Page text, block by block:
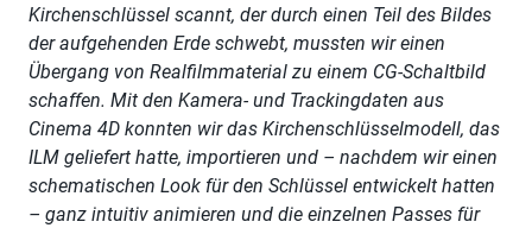
Kirchenschlüssel scannt, der durch einen Teil des Bildes
der aufgehenden Erde schwebt, mussten wir einen
Übergang von Realfilmmaterial zu einem CG-Schaltbild
schaffen. Mit den Kamera- und Trackingdaten aus
Cinema 4D konnten wir das Kirchenschlüsselmodell, das
ILM geliefert hatte, importieren und – nachdem wir einen
schematischen Look für den Schlüssel entwickelt hatten
– ganz intuitiv animieren und die einzelnen Passes für